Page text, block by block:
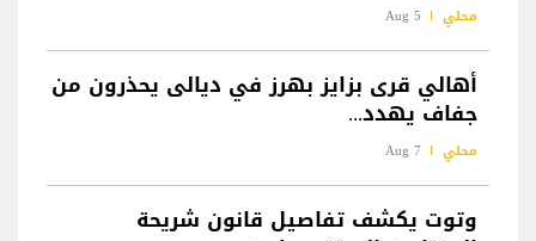
محلي 5 Aug
أهالي قرى بزايز بهرز في ديالى يحذرون من
جفاف يهدد...
محلي 7 Aug
وتوت يكشف تفاصيل قانون شريحة